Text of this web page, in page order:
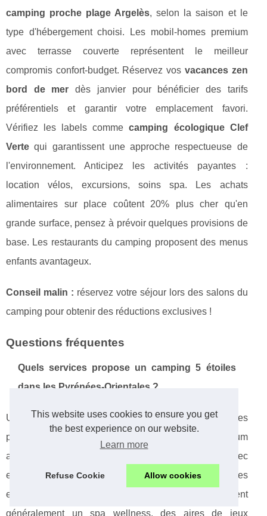
This website uses cookies to ensure you get
the best experience on our website.
Learn more
Refuse Cookie Allow cookies
camping proche plage Argelès, selon la saison et le
type d'hébergement choisi. Les mobil-homes premium
avec terrasse couverte représentent le meilleur
compromis confort-budget. Réservez vos vacances zen
bord de mer dès janvier pour bénéficier des tarifs
préférentiels et garantir votre emplacement favori.
Vérifiez les labels commecamping écologique Clef
Verte qui garantissent une approche respectueuse de
l'environnement. Anticipez les activités payantes :
location vélos, excursions, soins spa. Les achats
alimentaires sur place coûtent 20% plus cher qu'en
grande surface, pensez à prévoir quelques provisions de
base. Les restaurants du camping proposent des menus
enfants avantageux.
Conseil malin : réservez votre séjour lors des salons du
camping pour obtenir des réductions exclusives !
Questions fréquentes
Quels services propose un camping 5 étoiles
dans les Pyrénées-Orientales ?
Un camping 5 étoiles Pyrénées-Orientales offre des
prestations haut de gamme : hébergements premium
avec climatisation,
avec
espaces aquatiques variés, restaurants gastronomiques
et services de conciergerie. Les équipements incluent
généralement un spa wellness, des aires de jeux